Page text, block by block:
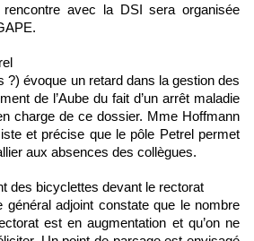
rencontre avec la DSI sera organisée
?) évoque un retard dans la gestion des
de l’Aube du fait d’un arrêt maladie
charge de ce dossier. Mme Hoffmann
et précise que le pôle Petrel permet
aux absences des collègues.
des bicyclettes devant le rectorat
général adjoint constate que le nombre
est en augmentation et qu’on ne